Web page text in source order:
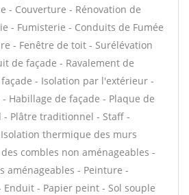
- Couverture - Rénovation de
- Fumisterie - Conduits de Fumée
- Fenêtre de toit - Surélévation
de façade - Ravalement de
- Isolation par l'extérieur -
Habillage de façade - Plaque de
- Plâtre traditionnel - Staff -
thermique des murs
combles non aménageables -
aménageables - Peinture -
- Papier peint - Sol souple